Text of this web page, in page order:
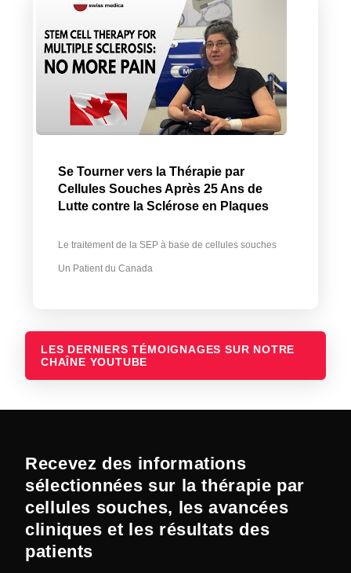
Se Tourner vers la Thérapie par
Cellules Souches Après 25 Ans de
Lutte contre la Sclérose en Plaques
Le traitement de la SEP à base de cellules souches
Un Patient du Canada
LES DERNIERS TÉMOIGNAGES SUR NOTRE
CHAÎNE YOUTUBE
Recevez des informations
sélectionnées sur la thérapie par
cellules souches, les avancées
cliniques et les résultats des
patients